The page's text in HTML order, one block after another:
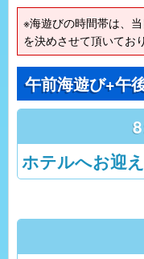
※海遊びの時間帯は、
を決めさせて頂いてお
午前海遊び+午
ホテルへお迎え